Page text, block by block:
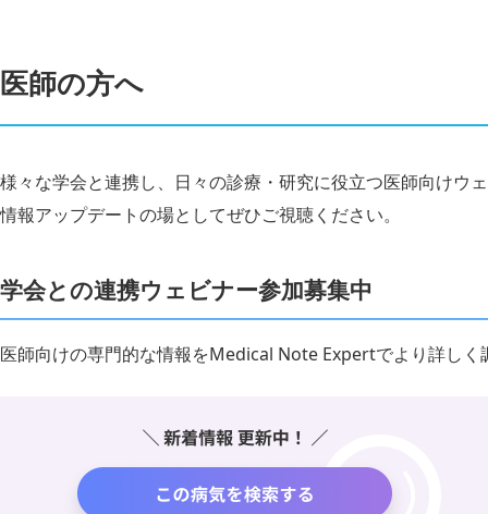
医師の方へ
様々な学会と連携し、日々の診療・研究に役立つ医師向けウ
情報アップデートの場としてぜひご視聴ください。
学会との連携ウェビナー参加募集中
医師向けの専門的な情報をMedical Note Expertでより詳しく